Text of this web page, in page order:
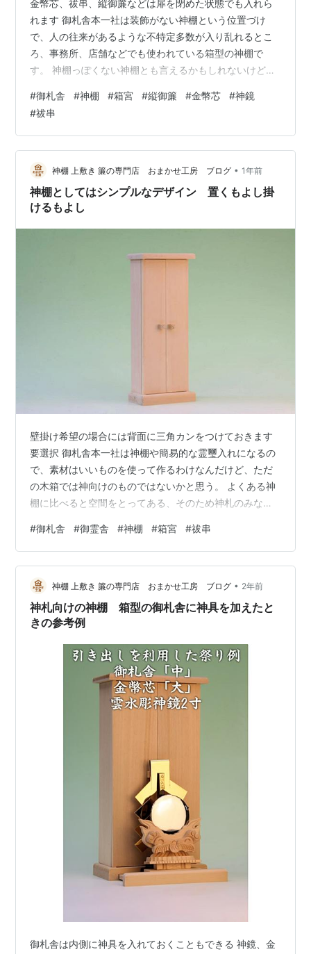
金幣芯、祓串、縦御簾などは扉を閉めた状態でも入れら
れます 御札舎本一社は装飾がない神棚という位置づけ
で、人の往来があるような不特定多数が入り乱れるとこ
ろ、事務所、店舗などでも使われている箱型の神棚で
す。 神棚っぽくない神棚とも言えるかもしれないけど、
のだけど、中には壁に取り付けておきたいという要望も
あるから、背面に三角カンをつけておくサービスもして
います。 もし、壁に取り付けたいということであれば
「吊り金具希望」を選択しておいてくれれば、こちらで
取り付けておきます。 その時、虫ピンのようなものは２
個用意しておいてください。 重さは大したことな…
#御札舎 #神棚 #箱宮 #縦御簾 #金幣芯 #神鏡
#祓串
神棚 上敷き 簾の専門店 おまかせ工房 ブログ • 1年前
神棚としてはシンプルなデザイン 置くもよし掛
けるもよし
壁掛け希望の場合には背面に三角カンをつけておきます
要選択 御札舎本一社は神棚や簡易的な霊璽入れになるの
で、素材はいいものを使って作るわけなんだけど、ただ
の木箱では神向けのものではないかと思う。 よくある神
棚に比べると空間をとってある、そのため神札のみなら
芯などはよく使われるかな。 それと、シンプルなデザイ
ンにしていることもあって、人の往来のあるところ、例
えば店舗とか事務所とかでも置いてもいい。 こういう不
特定多数が出入りする場所だと、神棚を置くことをため
らってしまうこともあるだろう、そのために神棚なんだ
けど神棚っぽくないものにしてみました。 …
#御札舎 #御霊舎 #神棚 #箱宮 #祓串
神棚 上敷き 簾の専門店 おまかせ工房 ブログ • 2年前
神札向けの神棚 箱型の御札舎に神具を加えたと
きの参考例
御札舎は内側に神具を入れておくこともできる 神鏡、金